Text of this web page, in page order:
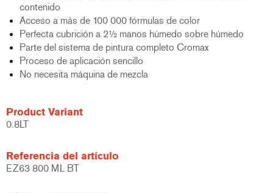
contenido
Acceso a más de 100 000 fórmulas de color
Perfecta cubrición a 2½ manos húmedo sobre húmedo
Parte del sistema de pintura completo Cromax
Proceso de aplicación sencillo
No necesita máquina de mezcla
Product Variant
0.8LT
Referencia del artículo
EZ63 800 ML BT